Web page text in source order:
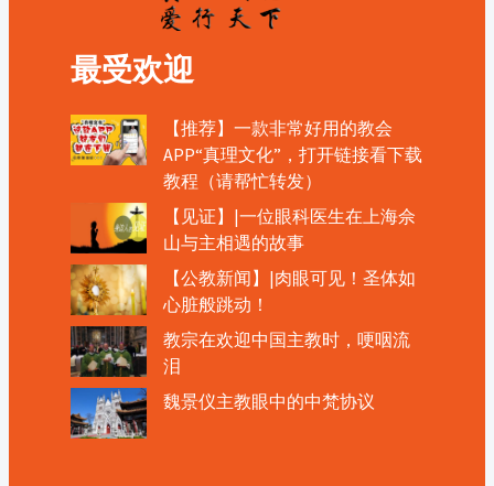
最受欢迎
【推荐】一款非常好用的教会
APP“真理文化”，打开链接看下载
教程（请帮忙转发）
【见证】|一位眼科医生在上海佘
山与主相遇的故事
【公教新闻】|肉眼可见！圣体如
心脏般跳动！
教宗在欢迎中国主教时，哽咽流
泪
魏景仪主教眼中的中梵协议